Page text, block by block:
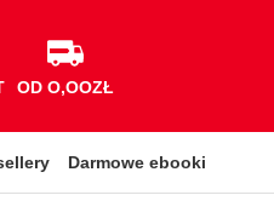
OD O,OOZŁ
Darmowe ebooki